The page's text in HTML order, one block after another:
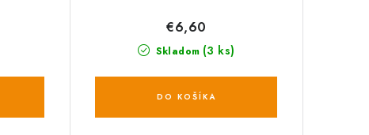
Skladom (3 ks)
€6,60
DO KOŠÍKA